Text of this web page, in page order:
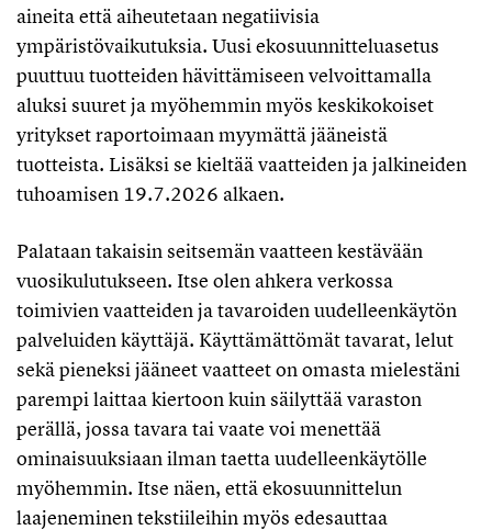
aineita että aiheutetaan negatiivisia
ympäristövaikutuksia. Uusi ekosuunnitteluasetus
puuttuu tuotteiden hävittämiseen velvoittamalla
aluksi suuret ja myöhemmin myös keskikokoiset
yritykset raportoimaan myymättä jääneistä
tuotteista. Lisäksi se kieltää vaatteiden ja jalkineiden
tuhoamisen 19.7.2026 alkaen.
Palataan takaisin seitsemän vaatteen kestävään
vuosikulutukseen. Itse olen ahkera verkossa
toimivien vaatteiden ja tavaroiden uudelleenkäytön
palveluiden käyttäjä. Käyttämättömät tavarat, lelut
sekä pieneksi jääneet vaatteet on omasta mielestäni
parempi laittaa kiertoon kuin säilyttää varaston
perällä, jossa tavara tai vaate voi menettää
ominaisuuksiaan ilman taetta uudelleenkäytölle
myöhemmin. Itse näen, että ekosuunnittelun
laajeneminen tekstiileihin myös edesauttaa